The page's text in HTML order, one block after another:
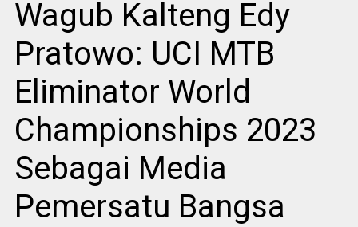
Wagub Kalteng Edy
Pratowo: UCI MTB
Eliminator World
Championships 2023
Sebagai Media
Pemersatu Bangsa